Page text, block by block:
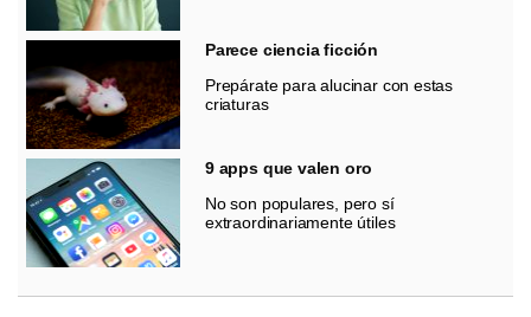
Parece ciencia ficción
Prepárate para alucinar con estas
criaturas
9 apps que valen oro
No son populares, pero sí
extraordinariamente útiles